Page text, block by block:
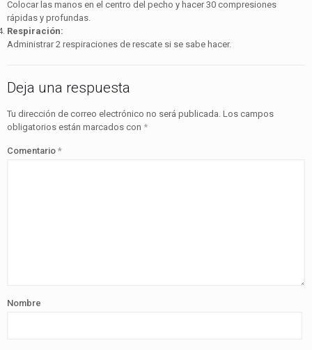
Colocar las manos en el centro del pecho y hacer 30 compresiones
rápidas y profundas.
Respiración:
Administrar 2 respiraciones de rescate si se sabe hacer.
Deja una respuesta
Tu dirección de correo electrónico no será publicada. Los campos
obligatorios están marcados con *
Comentario *
Nombre